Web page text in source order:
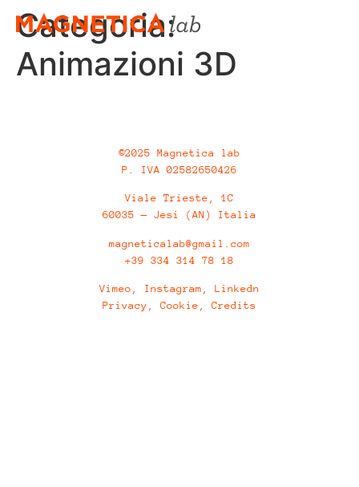
Categoria:
Animazioni 3D
©2025 Magnetica lab
P. IVA 02582650426
Viale Trieste, 1C
60035 — Jesi (AN) Italia
magneticalab@gmail.com
+39 334 314 78 18
Vimeo Instagram
Linkedn
Privacy ,Cookie ,Credits